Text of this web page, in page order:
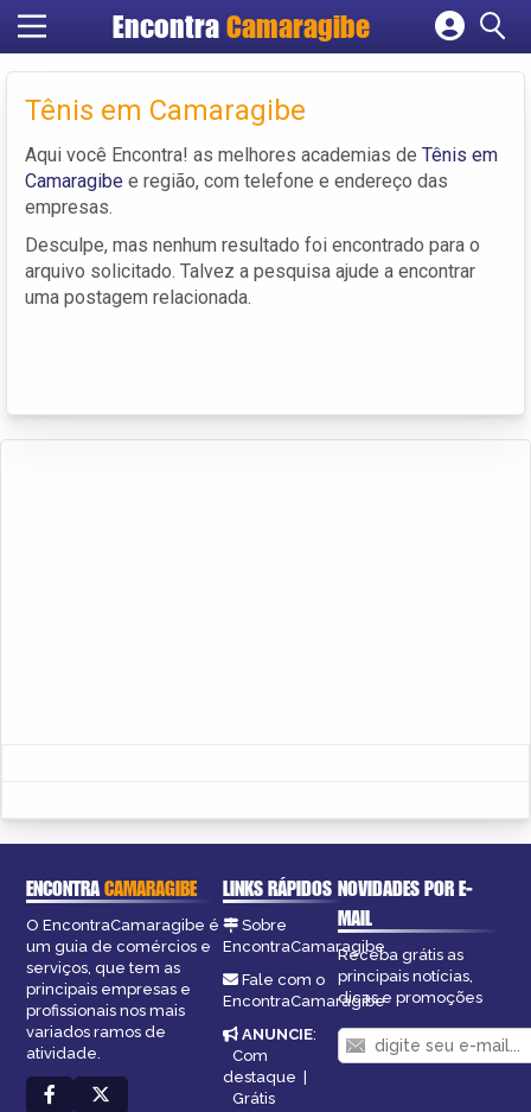
Encontra Camaragibe
Cadastrar empresa
Criar conta
Tênis em Camaragibe
Aqui você Encontra! as melhores academias de Tênis em
Camaragibe e região, com telefone e endereço das
empresas.
Desculpe, mas nenhum resultado foi encontrado para o
arquivo solicitado. Talvez a pesquisa ajude a encontrar
uma postagem relacionada.
ENCONTRACAMARAGIBE
O EncontraCamaragibe é
um guia de comércios e
serviços, que tem as
principais empresas e
profissionais nos mais
variados ramos de
atividade.
LINKS RÁPIDOS
Sobre
EncontraCamaragibe
Fale com o
EncontraCamaragibe
ANUNCIE:
Com
destaque |
Grátis
NOVIDADES POR E-
MAIL
Receba grátis as
principais notícias,
dicas e promoções